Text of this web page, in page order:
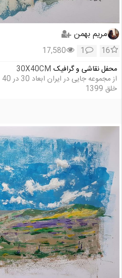
مریم بهمن
16
1
17,580
محفل نقاشی و گرافیک 30X40CM
خلق 1399